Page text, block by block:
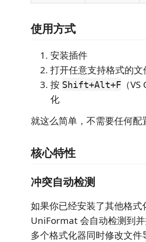
使用方式
安装插件
打开任意支持格式的文
按 Shift+Alt+F （
化
就这么简单，不需要任何配
核心特性
冲突自动检测
如果你已经安装了其他格
UniFormat 会自动检测到
多个格式化器同时修改文件